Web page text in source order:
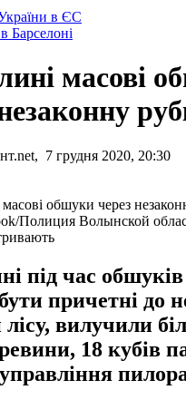
в ЄС
Барселоні
масові
7 грудня 2020, 20:30
Полиция Волынской
під час обшуків
причетні до
вилучили
18 кубів